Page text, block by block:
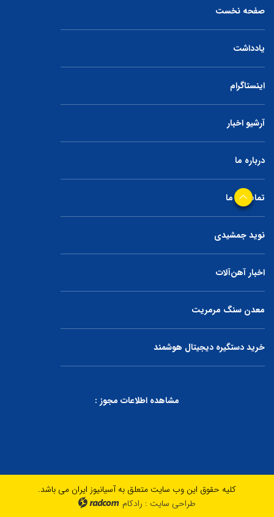
صفحه نخست
یادداشت
اینستاگرام
آرشیو اخبار
درباره ما
تماس با ما
نوید جمشیدی
اخبار آهن‌آلات
معدن سنگ مرمریت
خرید دستگیره دیجیتال هوشمند
مشاهده اطلاعات مجوز :
کلیه حقوق این وب سایت متعلق به آسیانیوز ایران می باشد.
طراحی سایت : رادکام radcom